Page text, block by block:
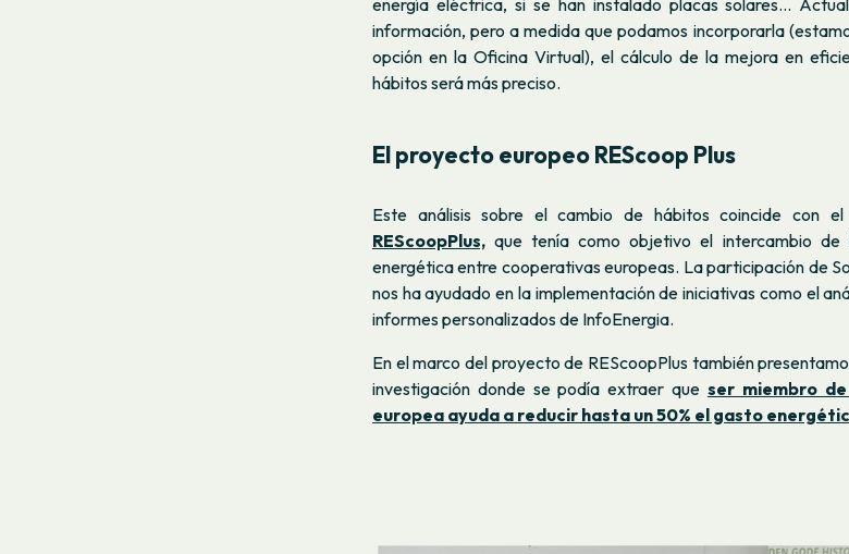
información, pero a medida que podamos incorporarla
opción en la Oficina Virtual), el cálculo de la mejora en
hábitos será más preciso.
El proyecto europeo REScoop Plus
Este análisis sobre el cambio de hábitos coincide con
REScoopPlus, que tenía como objetivo el intercambio de
energética entre cooperativas europeas. La participación de
nos ha ayudado en la implementación de iniciativas como el
informes personalizados de InfoEnergia.
En el marco del proyecto de REScoopPlus también
investigación donde se podía extraer que ser miembro
europea ayuda a reducir hasta un 50% el gasto